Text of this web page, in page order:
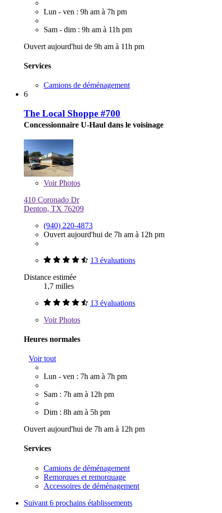
Lun - ven : 9h am à 7h pm
Sam - dim : 9h am à 11h pm
Ouvert aujourd'hui de 9h am à 11h pm
Services
Camions de déménagement
6
The Local Shoppe #700
Concessionnaire U-Haul dans le voisinage
VoirPhotos
410 Coronado Dr
Denton, TX 76209
(940) 220-4873
Ouvert aujourd'hui de 7h am à 12h pm
13 évaluations
Distance estimée
1,7 milles
13 évaluations
VoirPhotos
Heures normales
Voir tout
Lun - ven : 7h am à 7h pm
Sam : 7h am à 12h pm
Dim : 8h am à 5h pm
Ouvert aujourd'hui de 7h am à 12h pm
Services
Camions de déménagement
Remorques et remorquage
Accessoires de déménagement
Suivant 6 prochains établissements